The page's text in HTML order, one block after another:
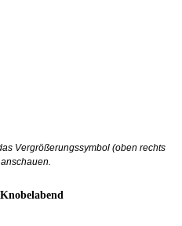
Vergrößerungssymbol (oben rechts